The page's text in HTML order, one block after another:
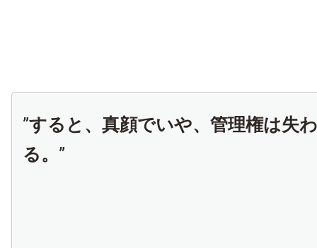
”すると、真顔でいや、管理権は失
る。 ”